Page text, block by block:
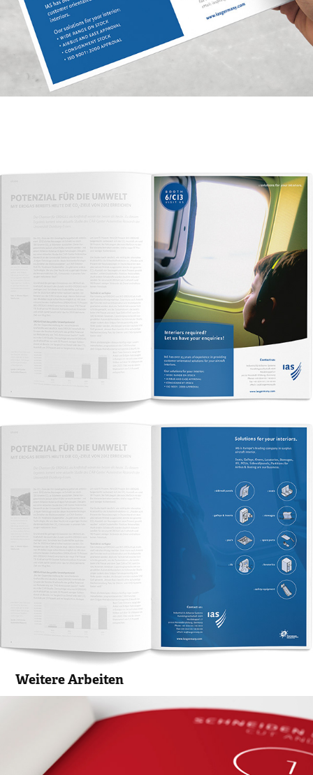
Weitere Arbeiten
Triangle Markenkommunikation